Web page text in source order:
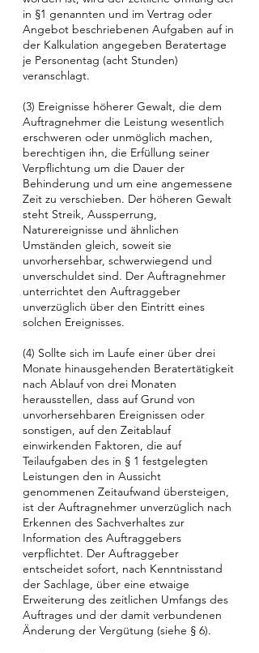
in §1 genannten und im Vertrag oder
Angebot beschriebenen Aufgaben auf in
der Kalkulation angegeben Beratertage
je Personentag (acht Stunden)
veranschlagt.
(3) Ereignisse höherer Gewalt, die dem
Auftragnehmer die Leistung wesentlich
erschweren oder unmöglich machen,
berechtigen ihn, die Erfüllung seiner
Verpflichtung um die Dauer der
Behinderung und um eine angemessene
Zeit zu verschieben. Der höheren Gewalt
steht Streik, Aussperrung,
Naturereignisse und ähnlichen
Umständen gleich, soweit sie
unvorhersehbar, schwerwiegend und
unverschuldet sind. Der Auftragnehmer
unterrichtet den Auftraggeber
unverzüglich über den Eintritt eines
solchen Ereignisses.
(4) Sollte sich im Laufe einer über drei
Monate hinausgehenden Beratertätigkeit
nach Ablauf von drei Monaten
herausstellen, dass auf Grund von
unvorhersehbaren Ereignissen oder
sonstigen, auf den Zeitablauf
einwirkenden Faktoren, die auf
Teilaufgaben des in § 1 festgelegten
Leistungen den in Aussicht
genommenen Zeitaufwand übersteigen,
ist der Auftragnehmer unverzüglich nach
Erkennen des Sachverhaltes zur
Information des Auftraggebers
verpflichtet. Der Auftraggeber
entscheidet sofort, nach Kenntnisstand
der Sachlage, über eine etwaige
Erweiterung des zeitlichen Umfangs des
Auftrages und der damit verbundenen
Änderung der Vergütung (siehe § 6).